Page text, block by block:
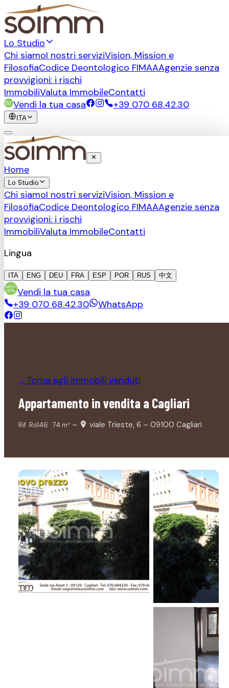
Lo Studio
Chi siamoI nostri serviziVision, Mission e
FilosofiaCodice Deontologico FIMAAAgenzie senza
provvigioni: i rischi
ImmobiliValuta ImmobileContatti
Vendi la tua casa
+39 070 68.42.30
ITA
Home
Lo Studio
Chi siamoI nostri serviziVision, Mission e
FilosofiaCodice Deontologico FIMAAAgenzie senza
provvigioni: i rischi
ImmobiliValuta ImmobileContatti
Lingua
ITA ENG DEU FRA ESP POR RUS 中文
Vendi la tua casa
+39 070 68.42.30
WhatsApp
←Torna agli immobili venduti
Appartamento in vendita a Cagliari
Rif. Ro146 · 74 m² – viale Trieste, 6 – 09100 Cagliari